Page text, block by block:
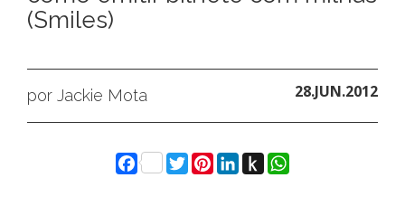
(Smiles)
por Jackie Mota 28.JUN.2012
Facebook
Twitter
Pinterest
LinkedIn
Push
to
WhatsApp